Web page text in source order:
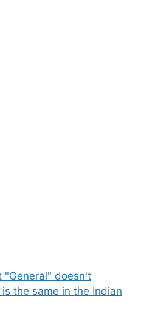
"General" doesn't
the same in the Indian